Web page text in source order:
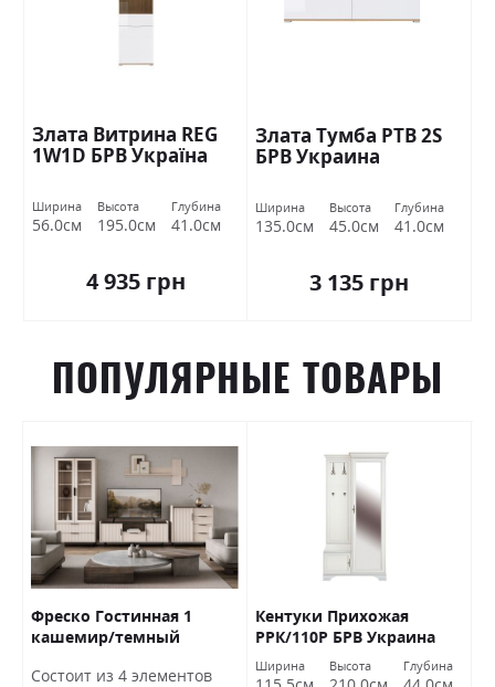
Злата Витрина REG
1W1D БРВ Україна
Ширина
56.0см
Высота
195.0см
Глубина
41.0см
4 935 грн
Злата Тумба РТВ 2S
БРВ Украина
Ширина
135.0см
Высота
45.0см
Глубина
41.0см
3 135 грн
ПОПУЛЯРНЫЕ ТОВАРЫ
Фреско Гостинная 1
кашемир/темный
Состоит из 4 элементов
Кентуки Прихожая
РРК/110Р БРВ Украина
Ширина Высота Глубина